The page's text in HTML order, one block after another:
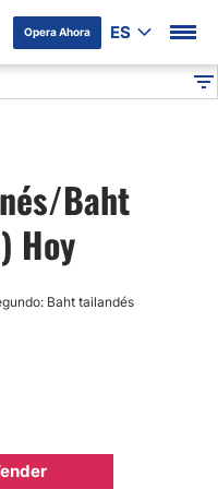
Opera Ahora ES
Baht
Hoy
Baht tailandés